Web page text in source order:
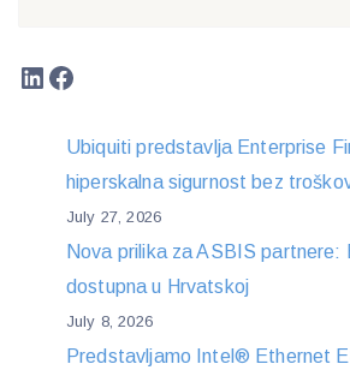
LinkedIn
Facebook
Ubiquiti predstavlja Enterprise
hiperskalna sigurnost bez
July 27, 2026
Nova prilika za ASBIS partnere:
dostupna u Hrvatskoj
July 8, 2026
Predstavljamo Intel® Ethernet